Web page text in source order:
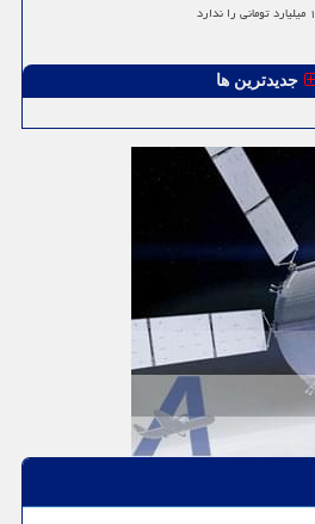
جدیدترین ها